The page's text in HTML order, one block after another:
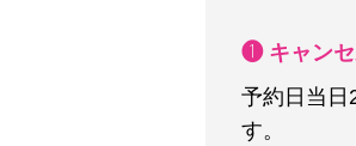
❶ キャンセ
予約日当日
す。